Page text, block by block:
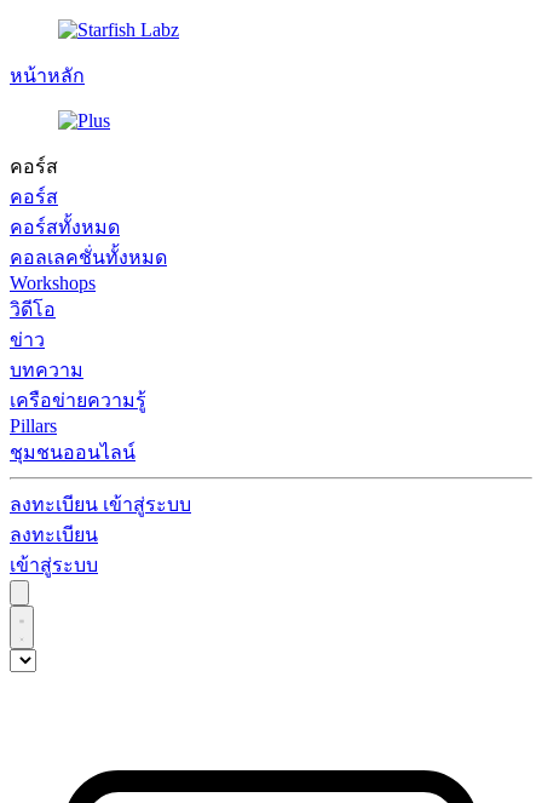
หน้าหลัก
คอร์ส
คอร์ส
คอร์สทั้งหมด
คอลเลคชั่นทั้งหมด
Workshops
วิดีโอ
ข่าว
บทความ
เครือข่ายความรู้
Pillars
ชุมชนออนไลน์
ลงทะเบียน เข้าสู่ระบบ
ลงทะเบียน
เข้าสู่ระบบ